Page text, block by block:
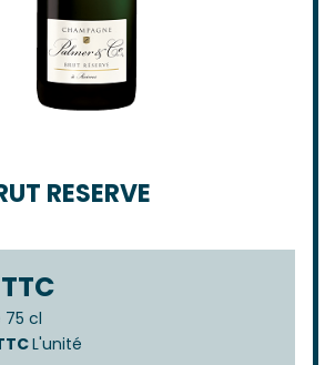
RESERVE
75 cl
L'unité